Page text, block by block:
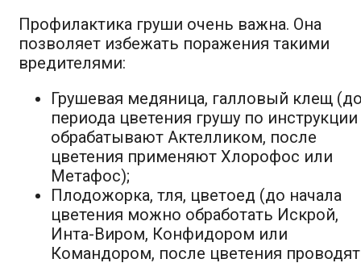
Профилактика груши очень важна. Она
позволяет избежать поражения такими
вредителями:
Грушевая медяница, галловый клещ
периода цветения грушу по инструкции
обрабатывают Актелликом, после
цветения применяют Хлорофос или
Метафос);
Плодожорка, тля, цветоед (до начала
цветения можно обработать Искрой,
Инта-Виром, Конфидором или
Командором, после цветения проводят